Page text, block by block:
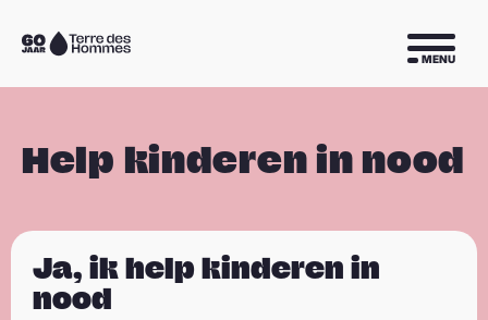
Sla navigatie over
Naar
de
MENU
Help kinderen in nood
Ja, ik help kinderen in
nood